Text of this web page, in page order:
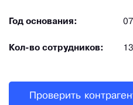
Год основания:
Кол-во сотрудников:
Проверить